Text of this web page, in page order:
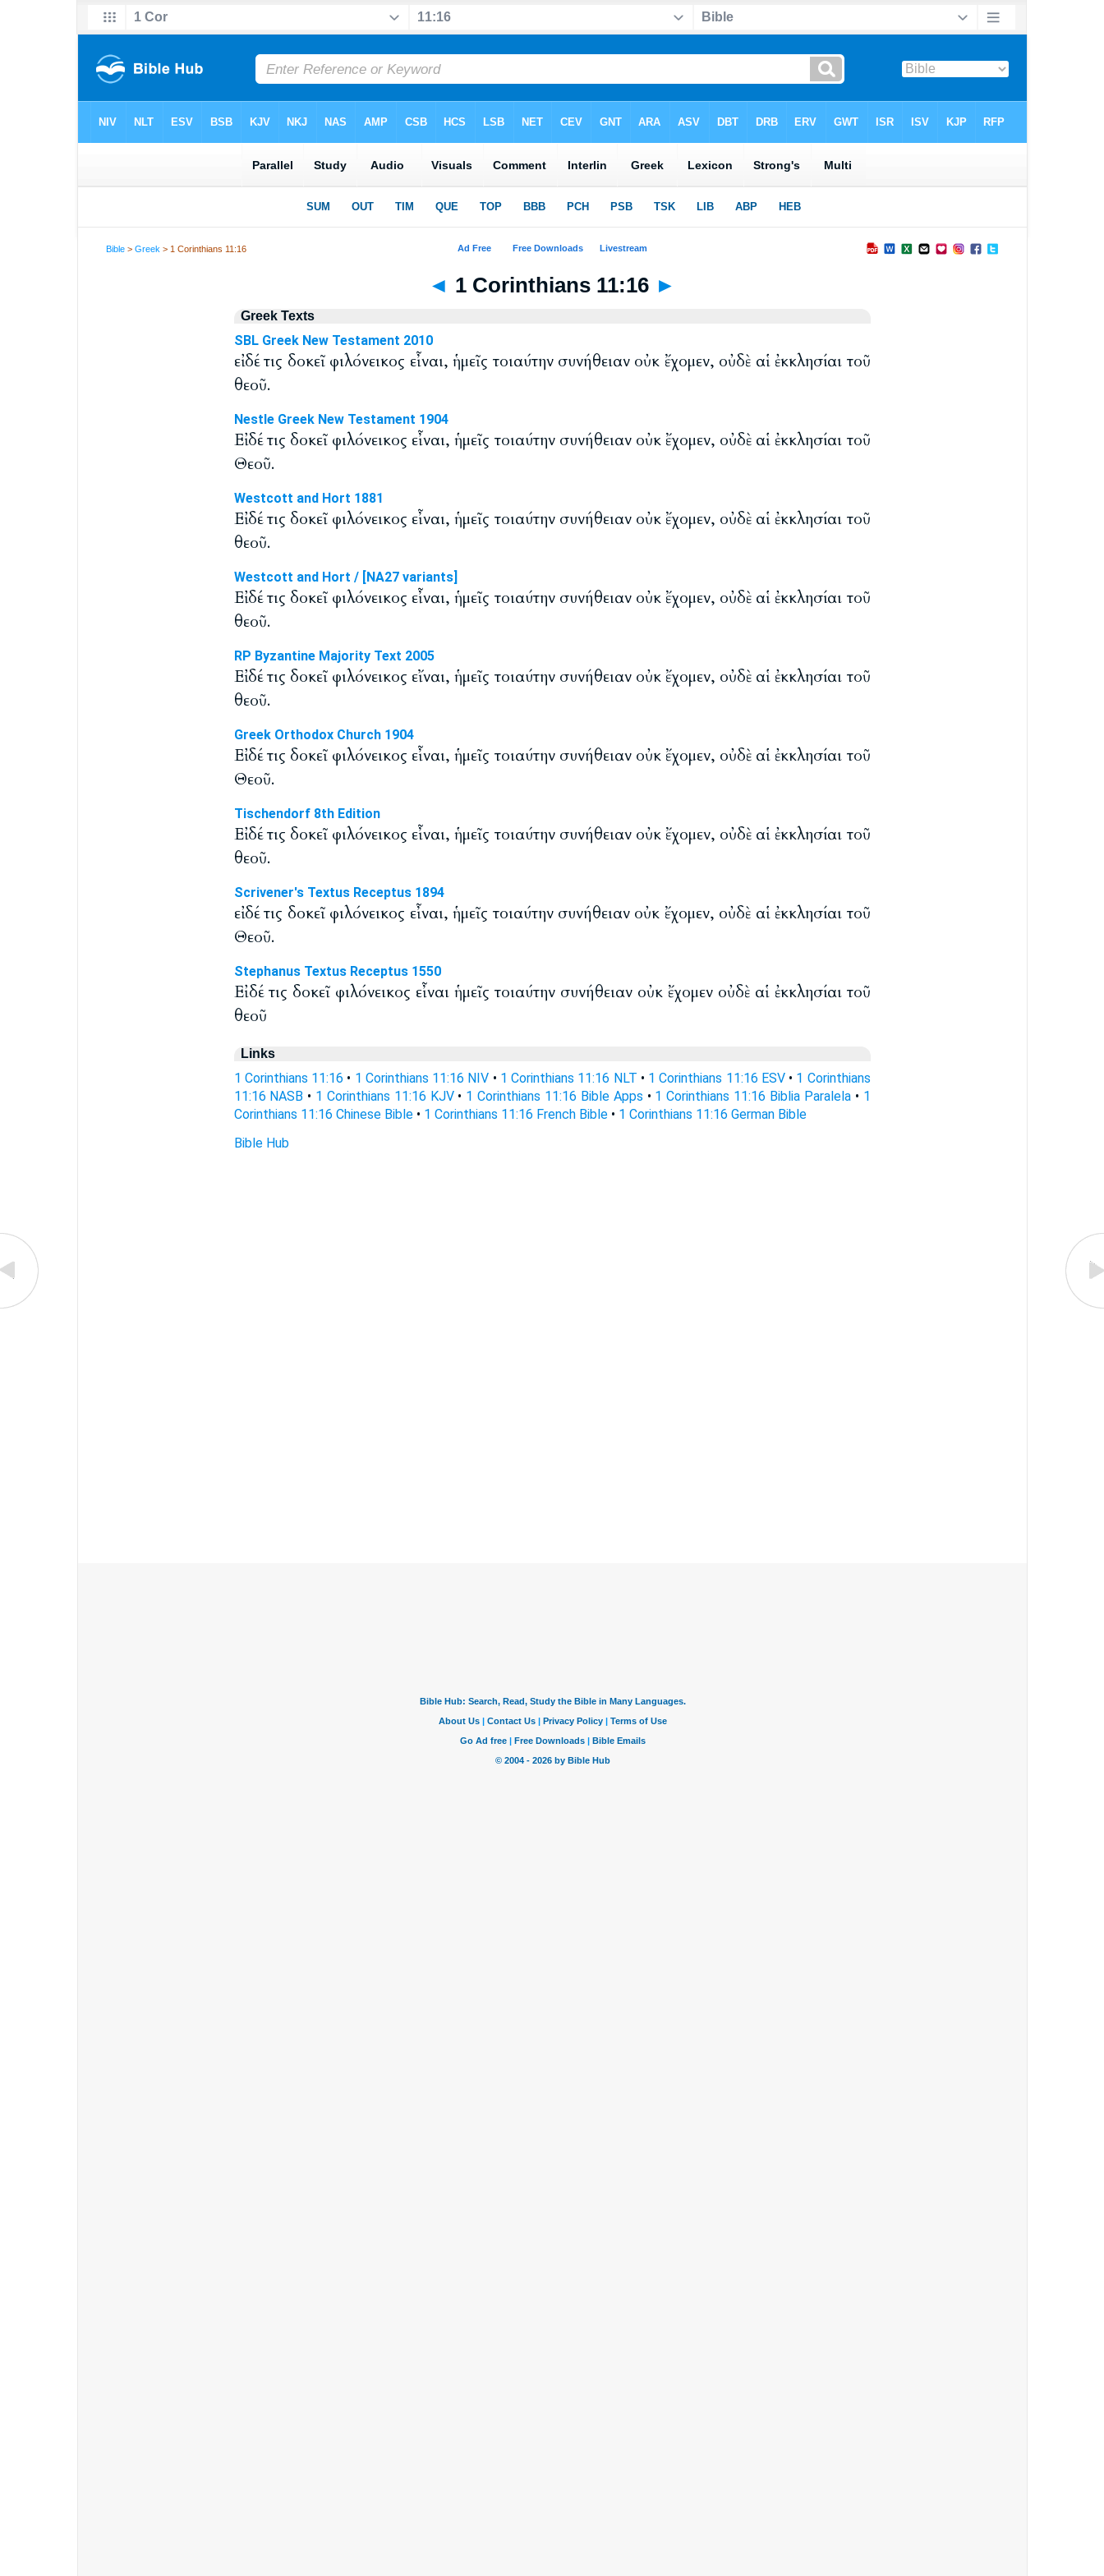
Bible >Greek > 1 Corinthians 11:16
◄ 1 Corinthians 11:16 ►
Greek Texts
SBL Greek New Testament 2010
εἰ δέ τις δοκεῖ φιλόνεικος εἶναι, ἡμεῖς τοιαύτην συνήθειαν οὐκ ἔχομεν, οὐδὲ αἱ ἐκκλησίαι τοῦ
θεοῦ.
Nestle Greek New Testament 1904
Εἰ δέ τις δοκεῖ φιλόνεικος εἶναι, ἡμεῖς τοιαύτην συνήθειαν οὐκ ἔχομεν, οὐδὲ αἱ ἐκκλησίαι τοῦ
Θεοῦ.
Westcott and Hort 1881
Εἰ δέ τις δοκεῖ φιλόνεικος εἶναι, ἡμεῖς τοιαύτην συνήθειαν οὐκ ἔχομεν, οὐδὲ αἱ ἐκκλησίαι τοῦ
θεοῦ.
Westcott and Hort / [NA27 variants]
Εἰ δέ τις δοκεῖ φιλόνεικος εἶναι, ἡμεῖς τοιαύτην συνήθειαν οὐκ ἔχομεν, οὐδὲ αἱ ἐκκλησίαι τοῦ
θεοῦ.
RP Byzantine Majority Text 2005
Εἰ δέ τις δοκεῖ φιλόνεικος εἴναι, ἡμεῖς τοιαύτην συνήθειαν οὐκ ἔχομεν, οὐδὲ αἱ ἐκκλησίαι τοῦ
θεοῦ.
Greek Orthodox Church 1904
Εἰ δέ τις δοκεῖ φιλόνεικος εἶναι, ἡμεῖς τοιαύτην συνήθειαν οὐκ ἔχομεν, οὐδὲ αἱ ἐκκλησίαι τοῦ
Θεοῦ.
Tischendorf 8th Edition
Εἰ δέ τις δοκεῖ φιλόνεικος εἶναι, ἡμεῖς τοιαύτην συνήθειαν οὐκ ἔχομεν, οὐδὲ αἱ ἐκκλησίαι τοῦ
θεοῦ.
Scrivener's Textus Receptus 1894
εἰ δέ τις δοκεῖ φιλόνεικος εἶναι, ἡμεῖς τοιαύτην συνήθειαν οὐκ ἔχομεν, οὐδὲ αἱ ἐκκλησίαι τοῦ
Θεοῦ.
Stephanus Textus Receptus 1550
Εἰ δέ τις δοκεῖ φιλόνεικος εἶναι ἡμεῖς τοιαύτην συνήθειαν οὐκ ἔχομεν οὐδὲ αἱ ἐκκλησίαι τοῦ
θεοῦ
Links
1 Corinthians 11:16 • 1 Corinthians 11:16 NIV • 1 Corinthians 11:16 NLT • 1 Corinthians 11:16 ESV• 1 Corinthians
11:16 NASB • 1 Corinthians 11:16 KJV• 1 Corinthians 11:16 Bible Apps • 1 Corinthians 11:16 Biblia Paralela• 1
Corinthians 11:16 Chinese Bible• 1 Corinthians 11:16 French Bible• 1 Corinthians 11:16 German Bible
Bible Hub